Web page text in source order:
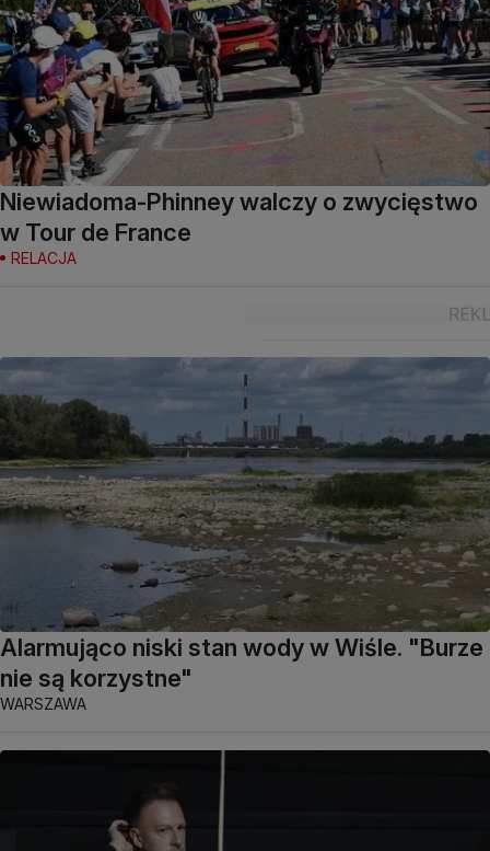
Niewiadoma-Phinney walczy o zwycięstwo
w Tour de France
RELACJA
Alarmująco niski stan wody w Wiśle. "Burze
nie są korzystne"
WARSZAWA